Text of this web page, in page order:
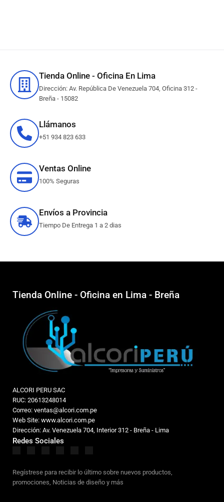
Tienda Online - Oficina En Lima
Dirección: Av. República De Venezuela 704, Oficina 312 -
Breña - 15082
Llámanos
+51 934 823 633
Ventas Online
100% Seguras
Envíos a Provincia
Tiempo De Entrega 1 a 2 dias
Tienda Online - Oficina en Lima - Breña
ALCORI PERU SAC
RUC: 20613248014
Correo: ventas@alcori.com.pe
Web Site: www.alcori.com.pe
Dirección: Av. Venezuela 704, Interior 312 - Breña - Lima
Redes Sociales
Regístrese para recibir lo último sobre nuevos productos,
promociones, Noticias de diseño y más